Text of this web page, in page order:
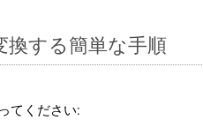
換する簡単な手順
てください: